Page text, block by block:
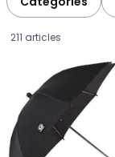
211 articles